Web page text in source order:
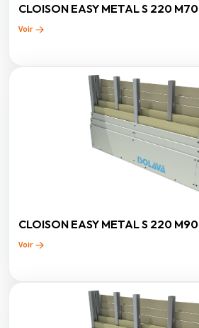
CLOISON EASY METAL S 220 M70
Voir
CLOISON EASY METAL S 220 M90
Voir